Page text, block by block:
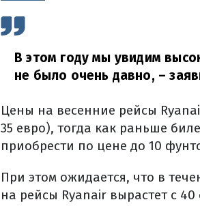
В этом году мы увидим
не было очень давно, –
Цены на весенние рейсы
35 евро), тогда как раньше
приобрести по цене до 10
При этом ожидается, что в
на рейсы Ryanair вырастет с